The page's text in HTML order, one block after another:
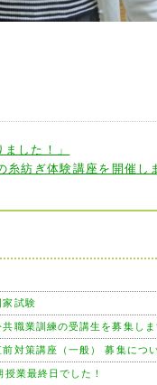
した！」
糸紡ぎ体験講座を開催
家試験
共職業訓練の受講生を募集しま
対策講座（一般） 募集につ
業最終日でした！